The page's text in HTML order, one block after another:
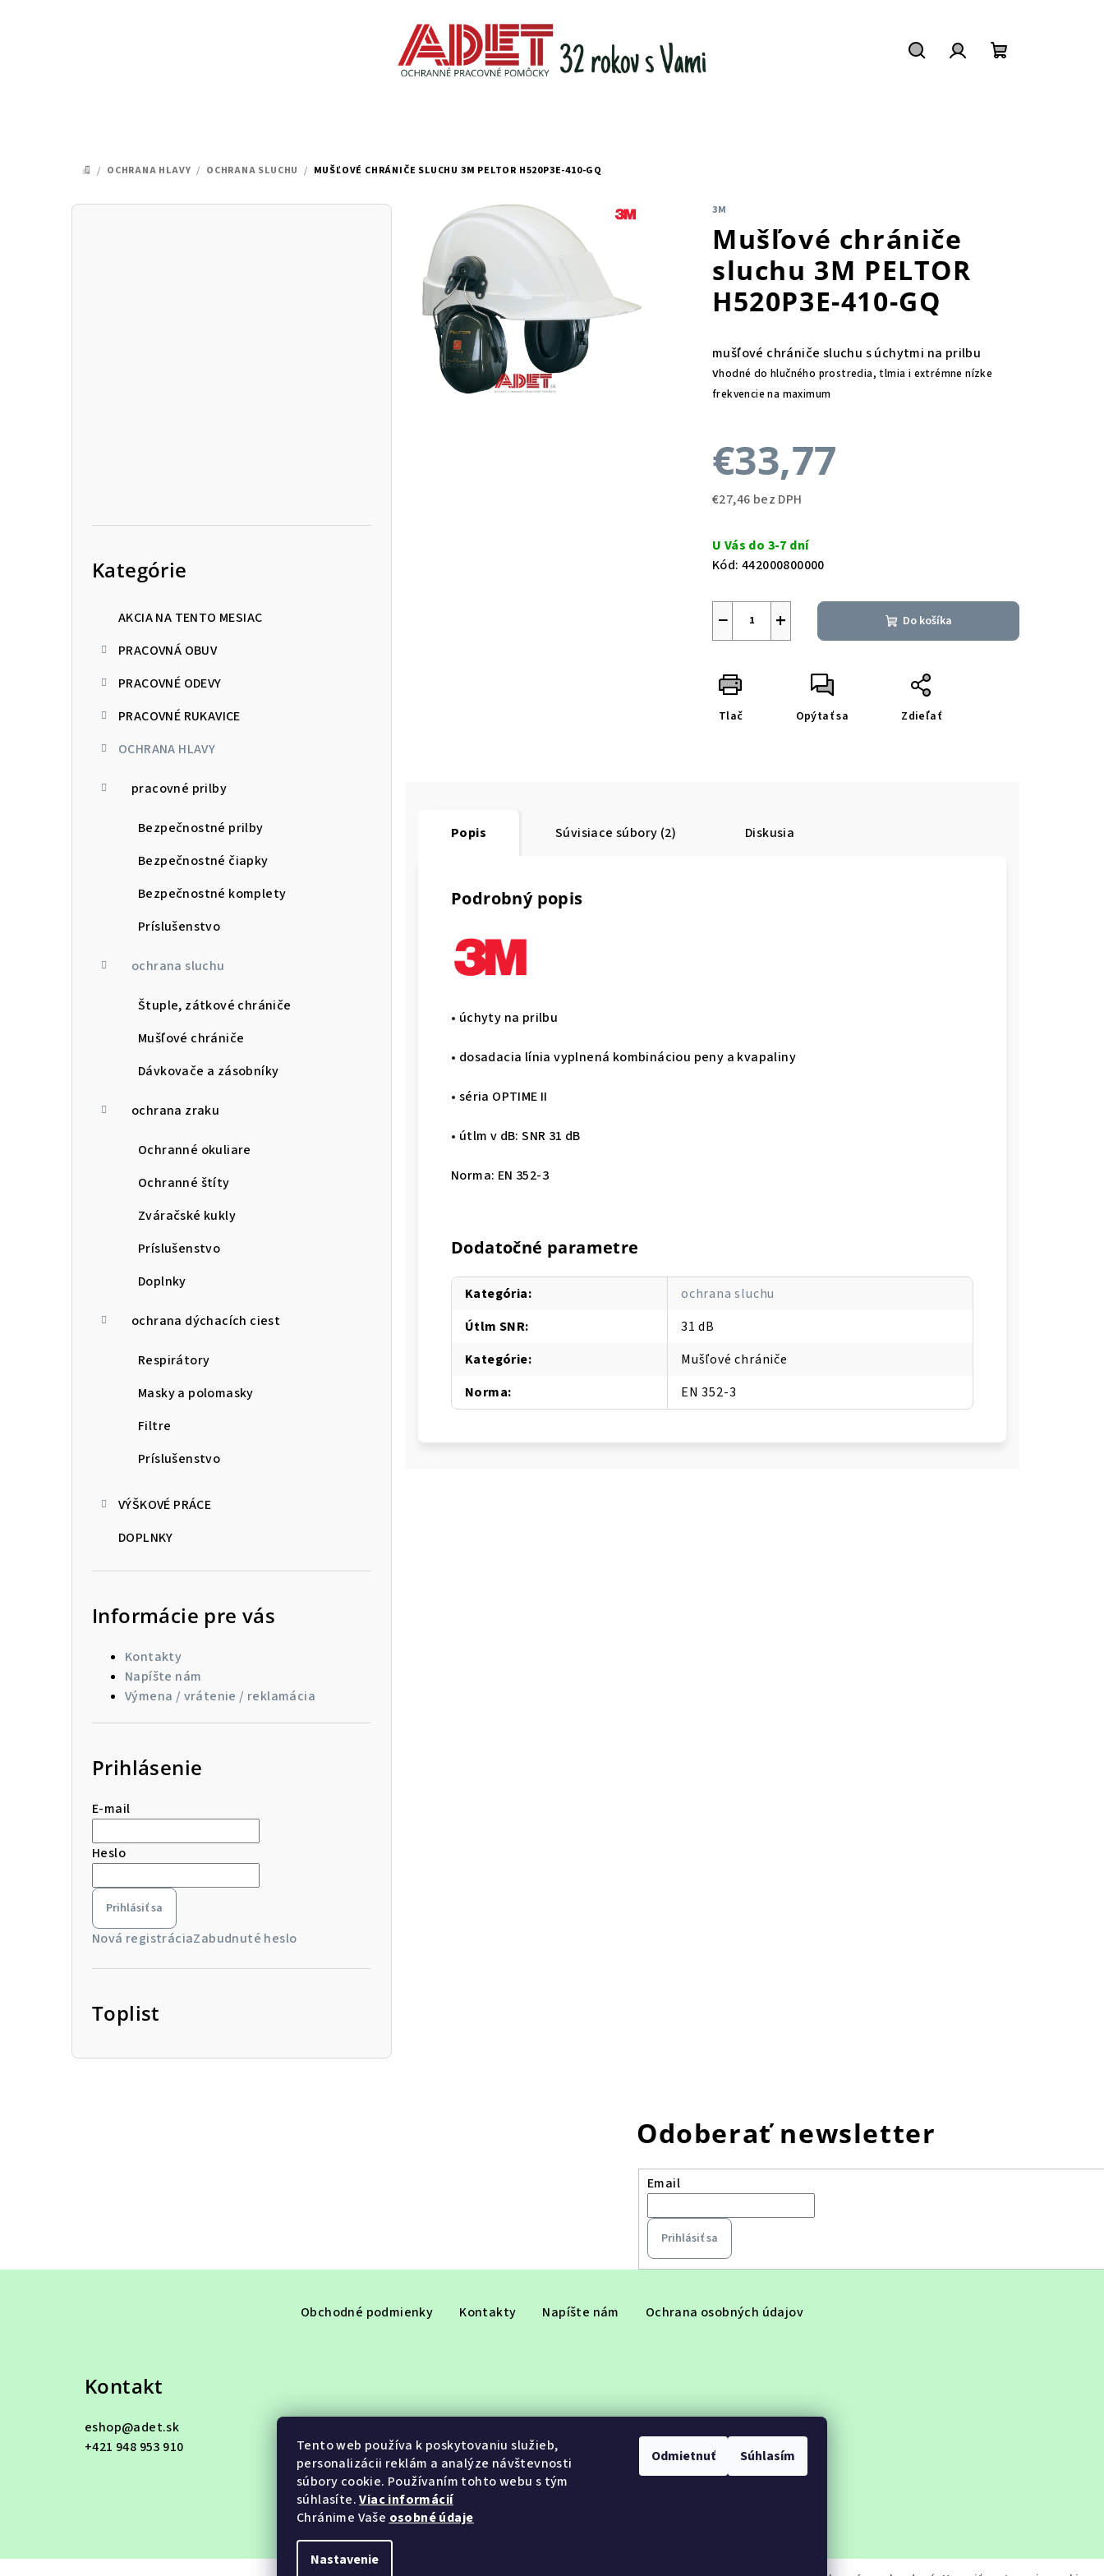
Tento web používa k poskytovaniu služieb,
personalizácii reklám a analýze návštevnosti
súbory cookie. Používaním tohto webu s tým
súhlasíte.Viac informácií
Chránime Vaše osobné údaje
Nastavenie
Odmietnuť Súhlasím
DOMOV
/ OCHRANA HLAVY / OCHRANA SLUCHU / MUŠĽOVÉ CHRÁNIČE SLUCHU 3M PELTOR H520P3E-410-GQ
B
Kategórie
AKCIA NA TENTO MESIAC
PRACOVNÁ OBUV
PRACOVNÉ ODEVY
PRACOVNÉ RUKAVICE
OCHRANA HLAVY
pracovné prilby
Bezpečnostné prilby
Bezpečnostné čiapky
Bezpečnostné komplety
Príslušenstvo
ochrana sluchu
Štuple, zátkové chrániče
Mušľové chrániče
Dávkovače a zásobníky
ochrana zraku
Ochranné okuliare
Ochranné štíty
Zváračské kukly
Príslušenstvo
Doplnky
ochrana dýchacích ciest
Respirátory
Masky a polomasky
Filtre
Príslušenstvo
VÝŠKOVÉ PRÁCE
DOPLNKY
Informácie pre vás
Kontakty
Napíšte nám
Výmena / vrátenie / reklamácia
Prihlásenie
E-mail
Heslo
Prihlásiť sa
Nová registráciaZabudnuté heslo
Toplist
3M
Mušľové chrániče
sluchu 3M PELTOR
H520P3E-410-GQ
mušľové chrániče sluchu s úchytmi na prilbu
vhodné do hlučného prostredia, tlmia i extrémne nízke
frekvencie na maximum
€33,77
€27,46 bez DPH
cena:
U Vás do 3-7 dní
Kód: 442000800000
+
− Do košíka
Tlač Opýtať sa Zdieľať
Popis Súvisiace súbory (2) Diskusia
Podrobný popis
• úchyty na prilbu
• dosadacia línia vyplnená kombináciou peny a kvapaliny
• séria OPTIME II
• útlm v dB: SNR 31 dB
Norma: EN 352-3
Dodatočné parametre
Kategória:
ochrana sluchu
Útlm SNR:
31 dB
Kategórie:
Mušľové chrániče
Norma: EN 352-3
Odoberať newsletter
Email
Prihlásiť sa
Obchodné podmienky Kontakty Napíšte nám Ochrana osobných údajov
Kontakt
eshop@adet.sk
+421 948 953 910